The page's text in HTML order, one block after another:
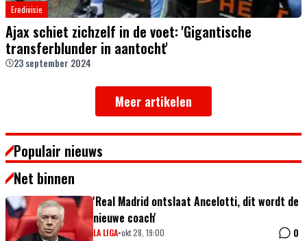
Eredivisie
Ajax schiet zichzelf in de voet: 'Gigantische
transferblunder in aantocht'
23 september 2024
Meer artikelen
Populair nieuws
Net binnen
'Real Madrid ontslaat Ancelotti, dit wordt de
nieuwe coach'
LA LIGA•okt 28, 19:00 0